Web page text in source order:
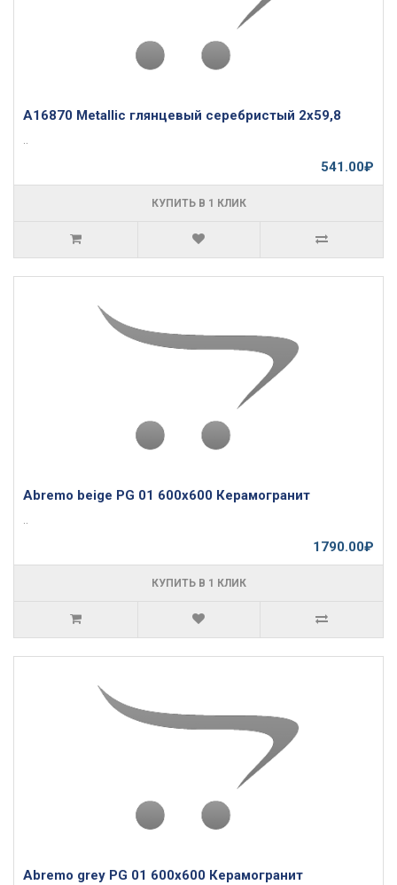
A16870 Metallic глянцевый серебристый 2x59,8
..
541.00₽
КУПИТЬ В 1 КЛИК
Abremo beige PG 01 600х600 Керамогранит
..
1790.00₽
КУПИТЬ В 1 КЛИК
Abremo grey PG 01 600х600 Керамогранит